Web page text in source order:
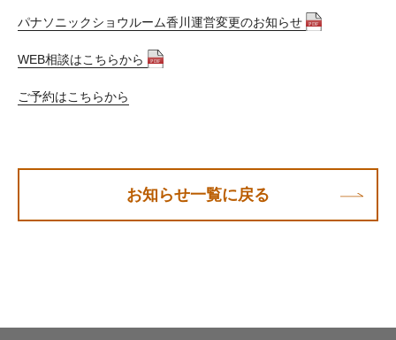
パナソニックショウルーム香川運営変更のお知らせ
WEB相談はこちらから
ご予約はこちらから
お知らせ一覧に戻る